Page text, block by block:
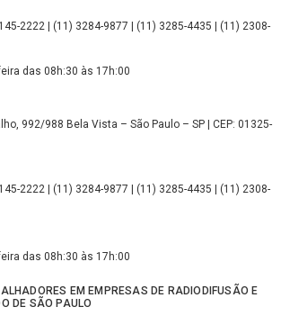
2222 | (11) 3284-9877 | (11) 3285-4435 | (11) 2308-
das 08h:30 às 17h:00
992/988 Bela Vista – São Paulo – SP | CEP: 01325-
2222 | (11) 3284-9877 | (11) 3285-4435 | (11) 2308-
das 08h:30 às 17h:00
EM EMPRESAS DE RADIODIFUSÃO E
DE SÃO PAULO